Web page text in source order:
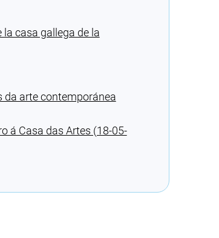
casa gallega de la
da arte contemporánea
á Casa das Artes (18-05-